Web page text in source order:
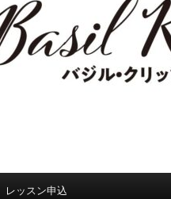
レッスン申込